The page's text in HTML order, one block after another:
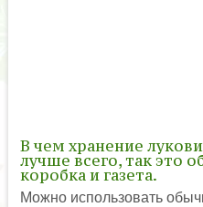
В чем хранение
лучше всего, так это
коробка и газета.
Можно использовать